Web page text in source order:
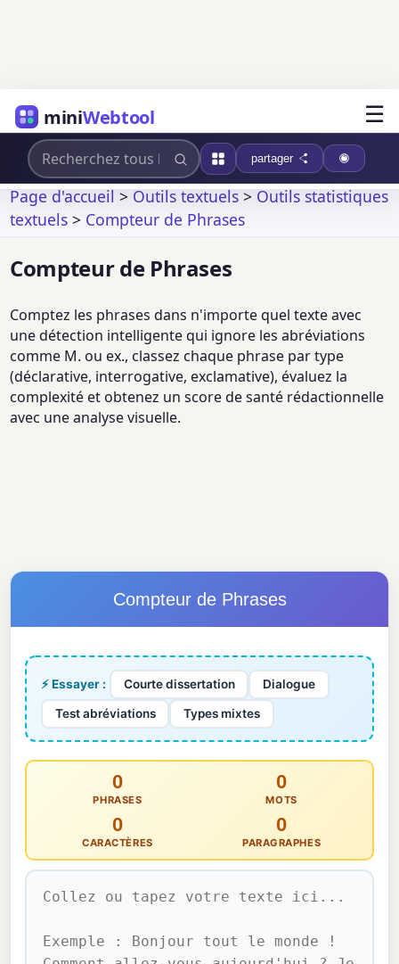
miniWebtool ☰
partager
Page d'accueil>Outils textuels>Outils statistiques
textuels > Compteur de Phrases
Compteur de Phrases
Comptez les phrases dans n'importe quel texte avec
une détection intelligente qui ignore les abréviations
comme M. ou ex., classez chaque phrase par type
(déclarative, interrogative, exclamative), évaluez la
complexité et obtenez un score de santé rédactionnelle
avec une analyse visuelle.
Compteur de Phrases
⚡ Essayer : Courte dissertation Dialogue
Test abréviations Types mixtes
0
PHRASES
0
MOTS
0
CARACTÈRES
0
PARAGRAPHES